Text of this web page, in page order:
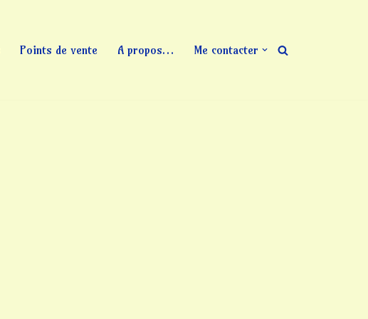
Points de vente A propos… Me contacter